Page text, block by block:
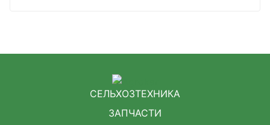
СЕЛЬХОЗТЕХНИКА
ЗАПЧАСТИ